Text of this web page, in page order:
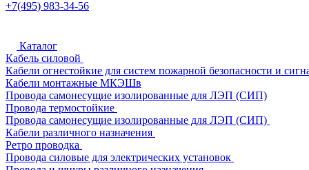
+7(495) 983-34-56
Каталог
Кабель силовой
Кабели огнестойкие для систем пожарной безопасности и
Кабели монтажные МКЭШв
Провода самонесущие изолированные для ЛЭП (СИП)
Провода термостойкие
Провода самонесущие изолированные для ЛЭП (СИП)
Кабели различного назначения
Ретро проводка
Провода силовые для электрических установок